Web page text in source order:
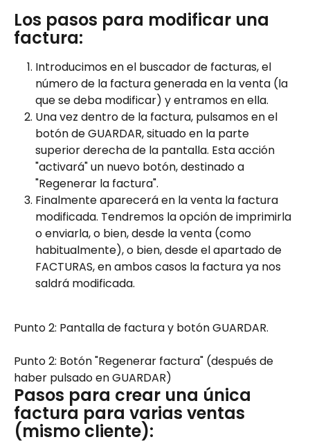
Los pasos para modificar una
factura:
Introducimos en el buscador de facturas, el
número de la factura generada en la venta (la
que se deba modificar) y entramos en ella.
Una vez dentro de la factura, pulsamos en el
botón de GUARDAR, situado en la parte
superior derecha de la pantalla. Esta acción
"activará" un nuevo botón, destinado a
"Regenerar la factura".
Finalmente aparecerá en la venta la factura
modificada. Tendremos la opción de imprimirla
o enviarla, o bien, desde la venta (como
habitualmente), o bien, desde el apartado de
FACTURAS, en ambos casos la factura ya nos
saldrá modificada.
Punto 2: Pantalla de factura y botón GUARDAR.
Punto 2: Botón "Regenerar factura" (después de
haber pulsado en GUARDAR)
Pasos para crear una única
factura para varias ventas
(mismo cliente):